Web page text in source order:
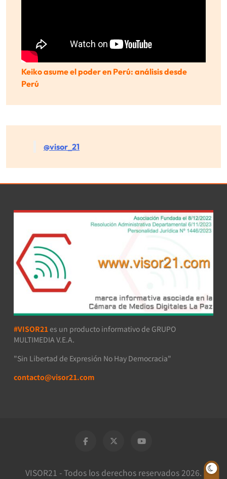
Keiko asume el poder en Perú: análisis desde
Perú
@visor_21
#VISOR21 es un producto informativo de GRUPO
MULTIMEDIA V.E.A.
"Sin Libertad de Expresión No Hay Democracia"
contacto@visor21.com
VISOR21 - Todos los derechos reservados 2026.